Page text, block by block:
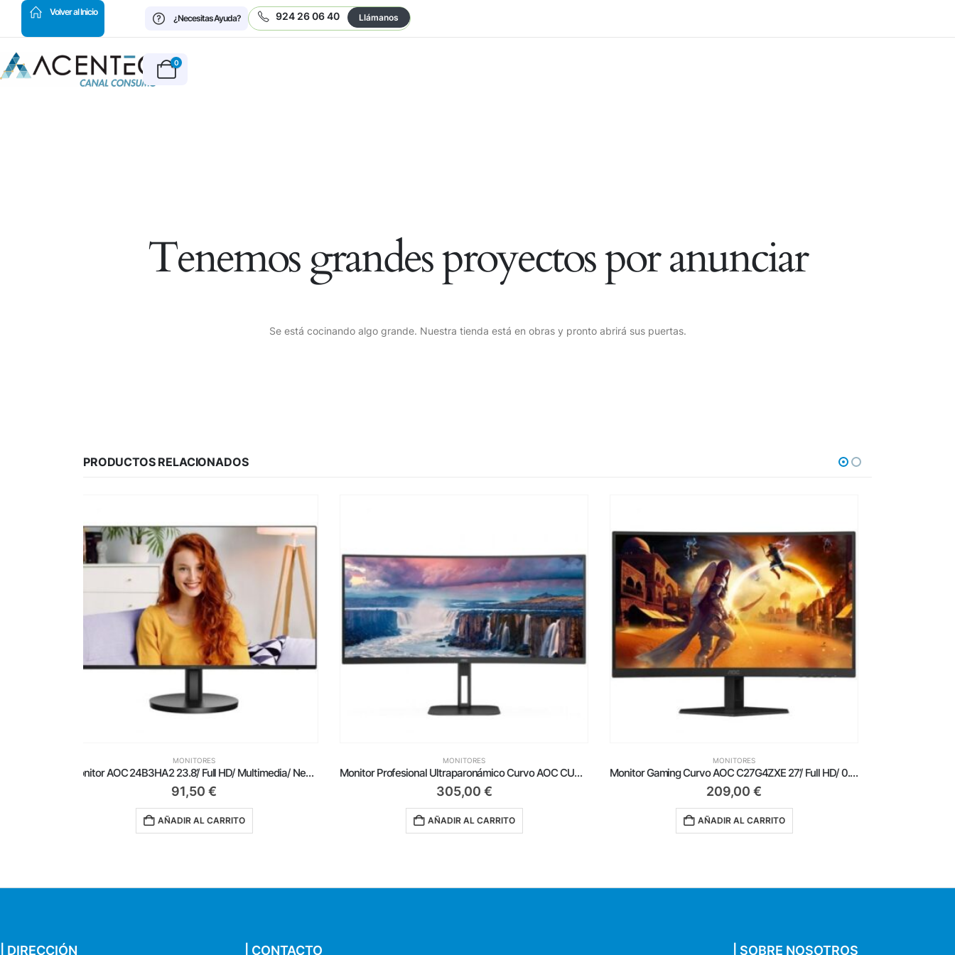
Volver al Inicio
¿Necesitas Ayuda?
924 26 06 40 Llámanos
0
Tenemos grandes proyectos por anunciar
Se está cocinando algo grande. Nuestra tienda está en obras y pronto abrirá sus puertas.
PRODUCTOS RELACIONADOS
MONITORES
305,00
AÑADIR AL CARRITO
MONITORES
209,00
AÑADIR AL CARRITO
MONITORES
175,00
AÑADIR AL CARRITO
| DIRECCIÓN | CONTACTO | SOBRE NOSOTROS